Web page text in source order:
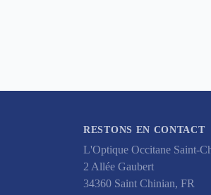
RESTONS EN CONTACT
L'Optique Occitane Saint-
2 Allée Gaubert
34360 Saint Chinian, FR